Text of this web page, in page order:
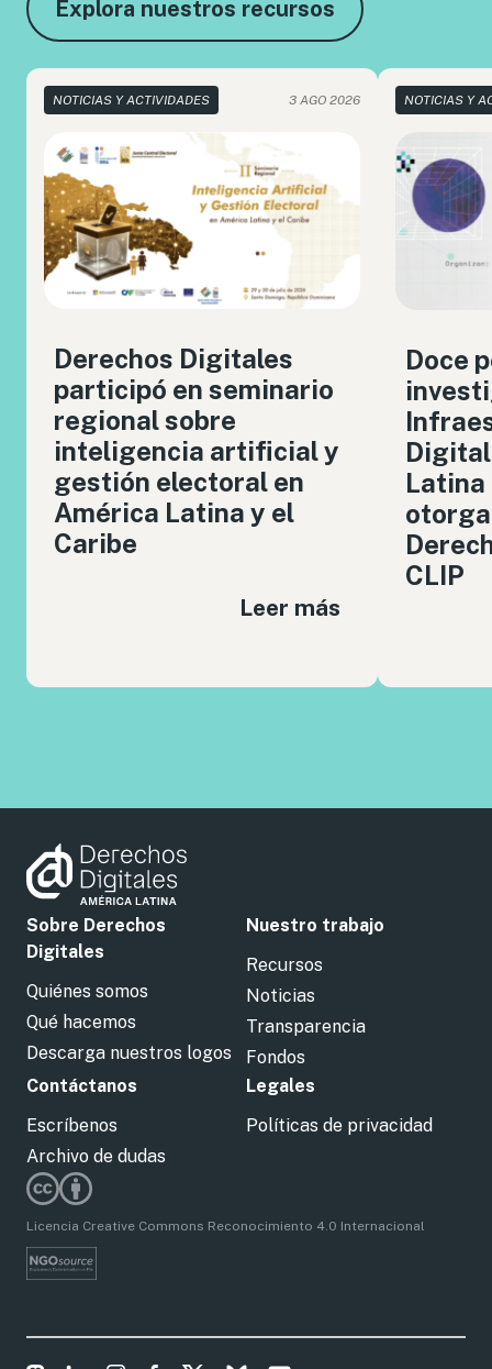
Explora nuestros recursos
NOTICIAS Y ACTIVIDADES 3 AGO 2026
Derechos Digitales
participó en seminario
regional sobre
inteligencia artificial y
gestión electoral en
América Latina y el
Caribe
Leer más
NOTICIAS Y
Doce
Latina
CLIP
Sobre Derechos
Digitales
Quiénes somos
Qué hacemos
Descarga nuestros logos
Nuestro trabajo
Recursos
Noticias
Transparencia
Fondos
Contáctanos
Escríbenos
Archivo de dudas
Legales
Políticas de privacidad
Licencia Creative Commons Reconocimiento 4.0 Internacional